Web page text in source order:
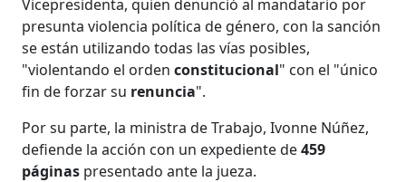
Vicepresidenta, quien denunció al mandatario por
presunta violencia política de género, con la sanción
se están utilizando todas las vías posibles,
"violentando el ordenconstitucional" con el "único
fin de forzar su renuncia".
Por su parte, la ministra de Trabajo, Ivonne Núñez,
defiende la acción con un expediente de459
páginas presentado ante la jueza.